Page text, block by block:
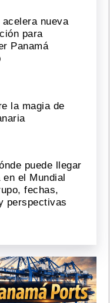
acelera nueva
para
Panamá
la magia de
puede llegar
en el Mundial
fechas,
perspectivas